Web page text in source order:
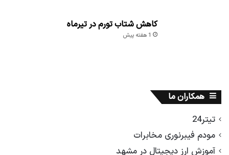
کاهش شتاب تورم در تیرماه
1 هفته پیش
همکاران ما
تیتر24
مودم فیبرنوری مخابرات
آموزش ارز دیجیتال در مشهد